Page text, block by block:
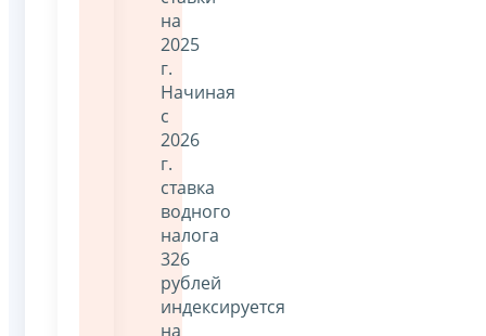
на
2025
г.
Начиная
с
2026
г.
ставка
водного
налога
326
рублей
индексируется
на